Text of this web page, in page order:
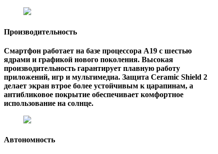
Производительность
Смартфон работает на базе процессора A19 с шестью
ядрами и графикой нового поколения. Высокая
производительность гарантирует плавную работу
приложений, игр и мультимедиа. Защита Ceramic Shield 2
делает экран втрое более устойчивым к царапинам, а
антибликовое покрытие обеспечивает комфортное
использование на солнце.
Автономность